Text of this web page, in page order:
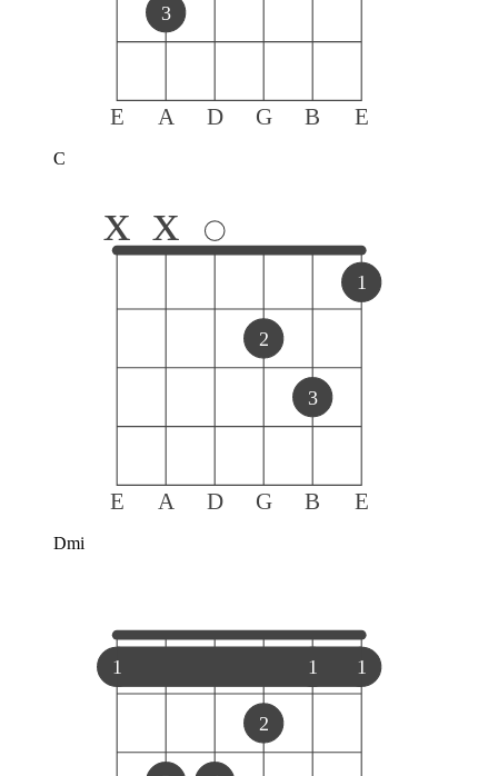
E A D G B E
3
C
E A D G B E
x x
2
3
1
Dmi
1 1 1
2